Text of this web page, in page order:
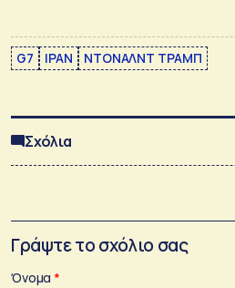
G7 ΙΡΑΝ ΝΤΟΝΑΛΝΤ ΤΡΑΜΠ
Σχόλια
Γράψτε το σχόλιο σας
Όνομα